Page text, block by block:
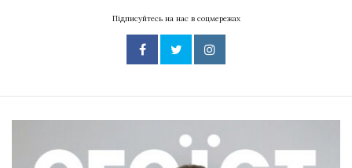
Підписуйтесь на нас в соцмережах